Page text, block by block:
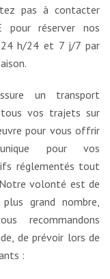
pas à contacter
pour réserver nos
24 h/24 et 7 j/7 par
un transport
vos trajets sur
pour vous offrir
pour vos
réglementés tout
volonté est de
grand nombre,
recommandons
de prévoir lors de
: